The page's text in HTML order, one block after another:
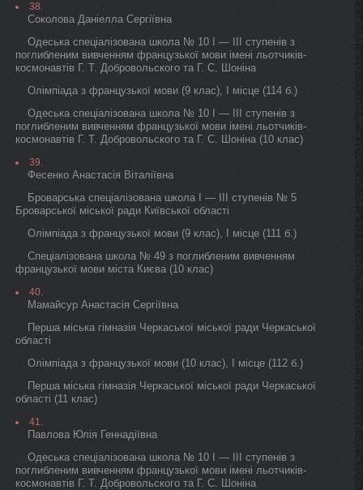
38.
Соколова Даніелла Сергіївна
Одеська спеціалізована школа № 10 I — III ступенів з
поглибленим вивченням французької мови імені льотчиків-
космонавтів Г. Т. Добровольского та Г. С. Шоніна
Олімпіада з французької мови (9 клас), I місце (114 б.)
Одеська спеціалізована школа № 10 I — III ступенів з
поглибленим вивченням французької мови імені льотчиків-
космонавтів Г. Т. Добровольского та Г. С. Шоніна (10 клас)
39.
Фесенко Анастасія Віталіївна
Броварська спеціалізована школа I — III ступенів № 5
Броварської міської ради Київської області
Олімпіада з французької мови (9 клас), I місце (111 б.)
Спеціалізована школа № 49 з поглибленим вивченням
французької мови міста Києва (10 клас)
40.
Мамайсур Анастасія Сергіївна
Перша міська гімназія Черкаської міської ради Черкаської
області
Олімпіада з французької мови (10 клас), I місце (112 б.)
Перша міська гімназія Черкаської міської ради Черкаської
області (11 клас)
41.
Павлова Юлія Геннадіївна
Одеська спеціалізована школа № 10 I — III ступенів з
поглибленим вивченням французької мови імені льотчиків-
космонавтів Г. Т. Добровольского та Г. С. Шоніна